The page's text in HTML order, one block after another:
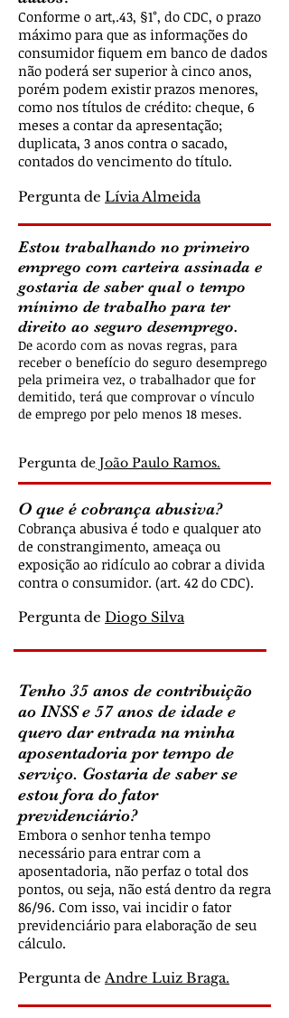
Conforme o art,.43, §1°, do CDC, o prazo
máximo para que as informações do
consumidor fiquem em banco de dados
não poderá ser superior à cinco anos,
porém podem existir prazos menores,
como nos títulos de crédito: cheque, 6
meses a contar da apresentação;
duplicata, 3 anos contra o sacado,
contados do vencimento do título.
Pergunta de Lívia Almeida
Estou trabalhando no primeiro
emprego com carteira assinada e
gostaria de saber qual o tempo
mínimo de trabalho para ter
direito ao seguro desemprego.
De acordo com as novas regras, para
receber o benefício do seguro desemprego
pela primeira vez, o trabalhador que for
demitido, terá que comprovar o vínculo
de emprego por pelo menos 18 meses.
Pergunta de João Paulo Ramos.
O que é cobrança abusiva?
Cobrança abusiva é todo e qualquer ato
de constrangimento, ameaça ou
exposição ao ridículo ao cobrar a divida
contra o consumidor. (art. 42 do CDC).
Pergunta de Diogo Silva
Tenho 35 anos de contribuição
ao INSS e 57 anos de idade e
quero dar entrada na minha
aposentadoria por tempo de
serviço. Gostaria de saber se
estou fora do fator
previdenciário?
Embora o senhor tenha tempo
necessário para entrar com a
aposentadoria, não perfaz o total dos
pontos, ou seja, não está dentro da regra
86/96. Com isso, vai incidir o fator
previdenciário para elaboração de seu
cálculo.
Pergunta de Andre Luiz Braga.